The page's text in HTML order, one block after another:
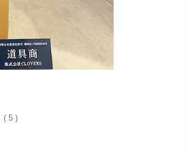
( 5 )